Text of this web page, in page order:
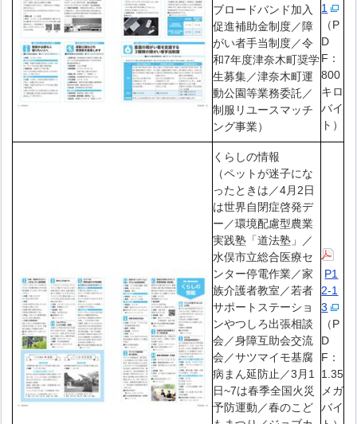
ブロードバンド加入
促進補助金制度／障
がい者手当制度／令
和7年度津奈木町奨学
生募集／津奈木町運
動公園等業務委託／
制服リユースマッチ
ング事業）
1
（P
D
F：
800
キロ
バイ
ト）
くらしの情報
（ペットが迷子にな
ったときは／4月2日
は世界自閉症啓発デ
ー／環境配慮型農業
実践塾「道法塾」／
水俣市立総合医療セ
ンター停電作業／家
族介護者教室／若者
サポートステーショ
ンやつしろ出張相談
会／身障互助会交流
会／サツマイモ基腐
病まん延防止／3月1
日~7は春季全国火災
予防運動／春のこど
P1
2-1
3
（P
D
F：
1.35
メガ
バイ